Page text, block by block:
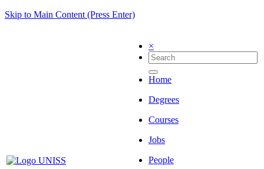
Skip to Main Content (Press Enter)
×
Home
Degrees
Courses
Jobs
People